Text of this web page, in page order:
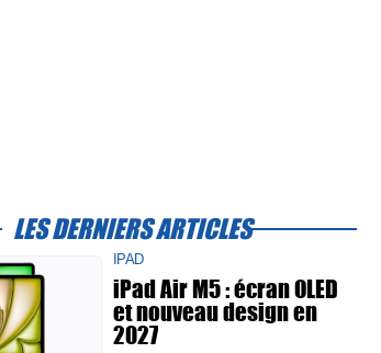
LES DERNIERS ARTICLES
IPAD
iPad Air M5 : écran OLED
et nouveau design en
2027